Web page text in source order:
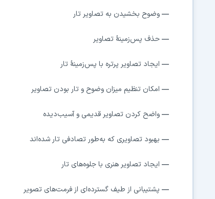
—وضوح بخشیدن به تصاویر تار
—حذف پس‌زمینهٔ تصاویر
— ایجاد تصاویر پرتره با پس‌زمینهٔ تار
— امکان تنظیم میزان وضوح و تار بودن تصاویر
—واضح کردن تصاویر قدیمی و آسیب‌دیده
— بهبود تصاویری که به‌طور تصادفی تار شده‌اند
— ایجاد تصاویر هنری با جلوه‌های تار
— پشتیبانی از طیف گسترده‌ای از فرمت‌های تصویر